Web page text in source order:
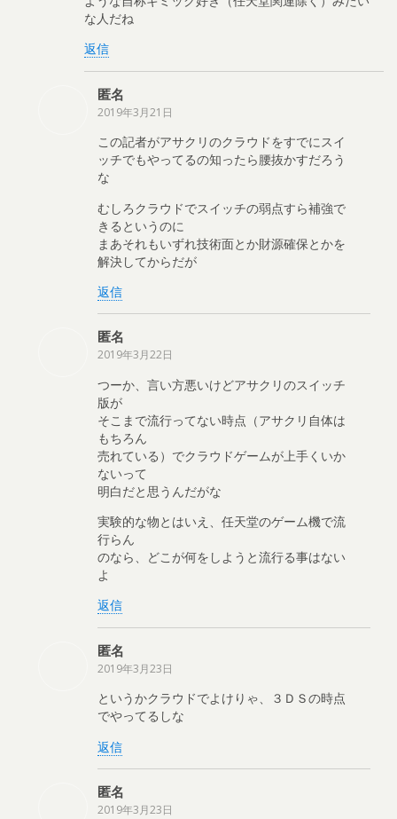
な人だね
返信
匿名
2019年3月21日
この記者がアサクリのクラウドをすでにスイ
ッチでもやってるの知ったら腰抜かすだろう
な
むしろクラウドでスイッチの弱点すら補強で
きるというのに
まあそれもいずれ技術面とか財源確保とかを
解決してからだが
返信
匿名
2019年3月22日
つーか、言い方悪いけどアサクリのスイッチ
版が
そこまで流行ってない時点（アサクリ自体は
もちろん
売れている）でクラウドゲームが上手くいか
ないって
明白だと思うんだがな
実験的な物とはいえ、任天堂のゲーム機で流
行らん
のなら、どこが何をしようと流行る事はない
よ
返信
匿名
2019年3月23日
というかクラウドでよけりゃ、３ＤＳの時点
でやってるしな
返信
匿名
2019年3月23日